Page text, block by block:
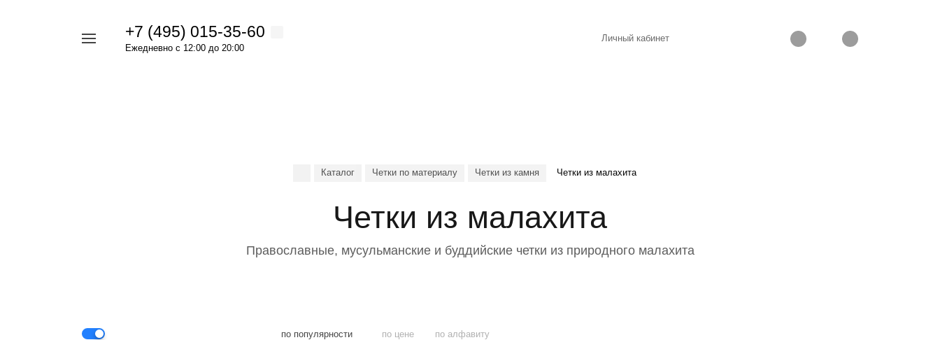
+7 (495) 015-35-60
Ежедневно с 12:00 до 20:00
Личный кабинет
Каталог Четки по материалу Четки из камня Четки из малахита
Четки из малахита
Православные, мусульманские и буддийские четки из природного малахита
по популярности по цене по алфавиту